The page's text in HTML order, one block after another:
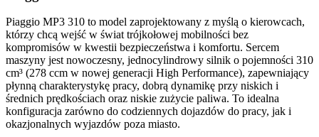
Piaggio MP3 310 to model zaprojektowany z myślą o kierowcach,
którzy chcą wejść w świat trójkołowej mobilności bez
kompromisów w kwestii bezpieczeństwa i komfortu. Sercem
maszyny jest nowoczesny, jednocylindrowy silnik o pojemności 310
cm³ (278 ccm w nowej generacji High Performance), zapewniający
płynną charakterystykę pracy, dobrą dynamikę przy niskich i
średnich prędkościach oraz niskie zużycie paliwa. To idealna
konfiguracja zarówno do codziennych dojazdów do pracy, jak i
okazjonalnych wyjazdów poza miasto.